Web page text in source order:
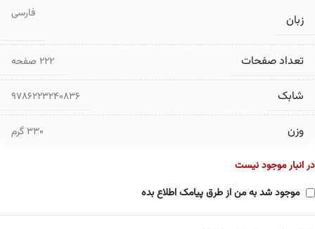
زبان فارسی
تعداد صفحات ۲۲۲ صفحه
شابک 9786223240836
وزن 330 گرم
در انبار موجود نیست
موجود شد به من از طرق پیامک اطلاع بده